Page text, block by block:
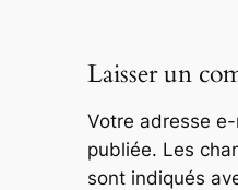
Laisser un
Votre adresse
publiée. Les
sont indiqués